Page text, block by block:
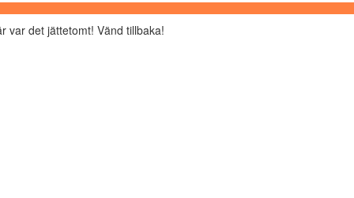
var det jättetomt! Vänd tillbaka!